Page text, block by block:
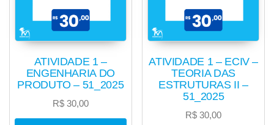
ATIVIDADE 1 –
ENGENHARIA DO
PRODUTO – 51_2025
R$30,00
ATIVIDADE 1 – ECIV –
TEORIA DAS
ESTRUTURAS II –
51_2025
R$ 30,00